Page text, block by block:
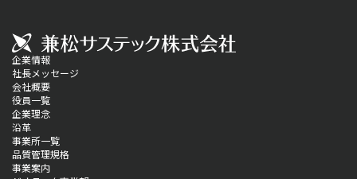
企業情報
社長メッセージ
会社概要
役員一覧
企業理念
沿革
事業所一覧
品質管理規格
事業案内